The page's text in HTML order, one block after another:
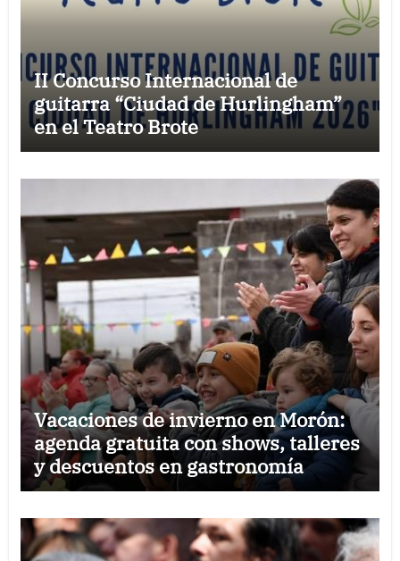
II Concurso Internacional de
guitarra “Ciudad de Hurlingham”
en el Teatro Brote
Vacaciones de invierno en Morón:
agenda gratuita con shows, talleres
y descuentos en gastronomía